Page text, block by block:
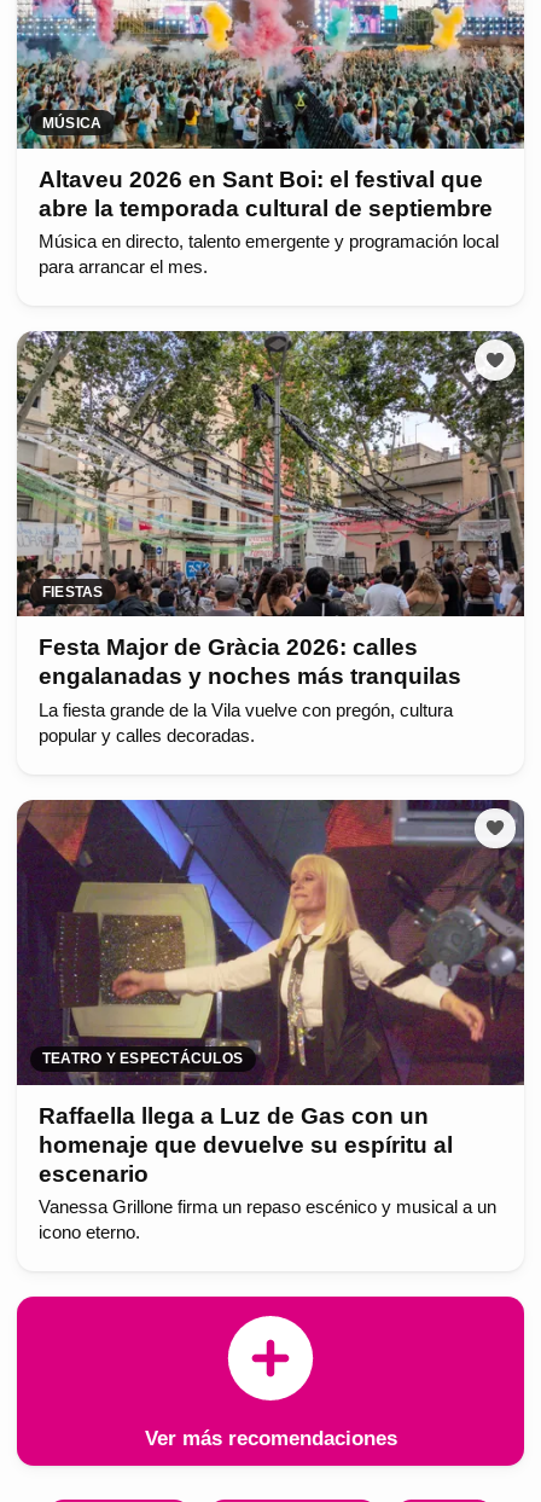
MÚSICA
Altaveu 2026 en Sant Boi: el festival que
abre la temporada cultural de septiembre
Música en directo, talento emergente y programación local
para arrancar el mes.
FIESTAS
Festa Major de Gràcia 2026: calles
engalanadas y noches más tranquilas
La fiesta grande de la Vila vuelve con pregón, cultura
popular y calles decoradas.
TEATRO Y ESPECTÁCULOS
Raffaella llega a Luz de Gas con un
homenaje que devuelve su espíritu al
escenario
Vanessa Grillone firma un repaso escénico y musical a un
icono eterno.
Ver más recomendaciones